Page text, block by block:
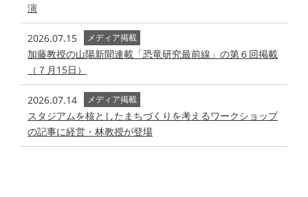
演
2026.07.15 メディア掲載
加藤教授の山陽新聞連載「恐竜研究最前線」の第６回掲載
（７月15日）
2026.07.14 メディア掲載
スタジアムを核としたまちづくりを考えるワークショップ
の記事に経営・林教授が登場